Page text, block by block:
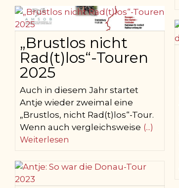
„Brustlos nicht
Rad(t)los“-Touren
2025
Auch in diesem Jahr startet
Antje wieder zweimal eine
„Brustlos, nicht Rad(t)los“-Tour.
Wenn auch vergleichsweise (...)
Weiterlesen